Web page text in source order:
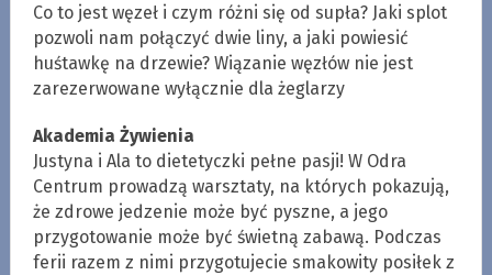
Co to jest węzeł i czym różni się od supła? Jaki splot
pozwoli nam połączyć dwie liny, a jaki powiesić
huśtawkę na drzewie? Wiązanie węzłów nie jest
zarezerwowane wyłącznie dla żeglarzy
Akademia Żywienia
Justyna i Ala to dietetyczki pełne pasji! W Odra
Centrum prowadzą warsztaty, na których pokazują,
że zdrowe jedzenie może być pyszne, a jego
przygotowanie może być świetną zabawą. Podczas
ferii razem z nimi przygotujecie smakowity posiłek z